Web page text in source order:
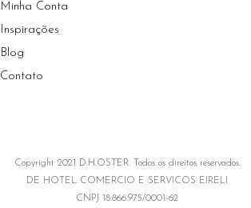
Minha Conta
Inspirações
Blog
Contato
Copyright 2021 D.H.OSTER. Todos os direitos reservados.
DE HOTEL COMERCIO E SERVICOS EIRELI
CNPJ 18.866.975/0001-62